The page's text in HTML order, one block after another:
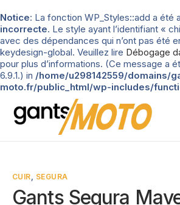
Notice: La fonction WP_Styles::add a été
incorrecte. Le style ayant l’identifiant «
avec des dépendances qui n’ont pas été
keydesign-global. Veuillez lire Débogage
pour plus d’informations. (Ce message a
6.9.1.) in /home/u298142559/domains/
moto.fr/public_html/wp-includes/
Nos tests
Types de gants
CUIR SEGURA
Gants Segura